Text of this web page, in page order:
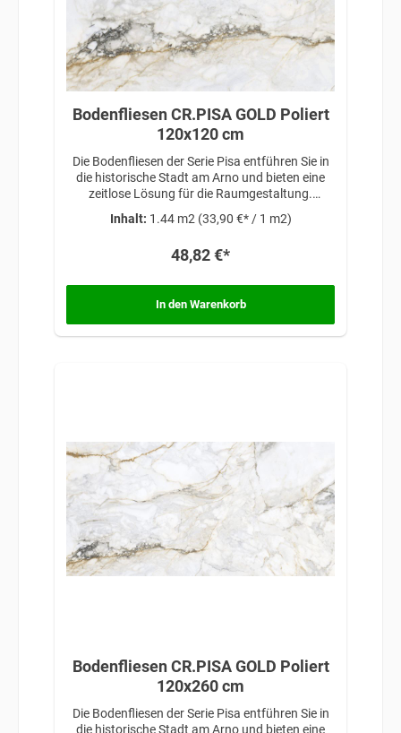
Bodenfliesen CR.PISA GOLD Poliert
120x120 cm
Die Bodenfliesen der Serie Pisa entführen Sie in
die historische Stadt am Arno und bieten eine
zeitlose Lösung für die Raumgestaltung.
architektonischer Schönheit, verleihen diese
Atmosphäre, die auf traditionellem Design und
Inhalt: 1.44 m2 (33,90 €* / 1 m2)
48,82 €*
In den Warenkorb
Bodenfliesen CR.PISA GOLD Poliert
120x260 cm
Die Bodenfliesen der Serie Pisa entführen Sie in
die historische Stadt am Arno und bieten eine